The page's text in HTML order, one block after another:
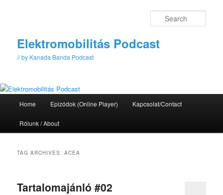
Elektromobilitás Podcast
// by Kanada Banda Podcast
Home Epizódok (Online Player) Kapcsolat/Contact
Rólunk / About
TAG ARCHIVES:ACEA
Tartalomajánló #02